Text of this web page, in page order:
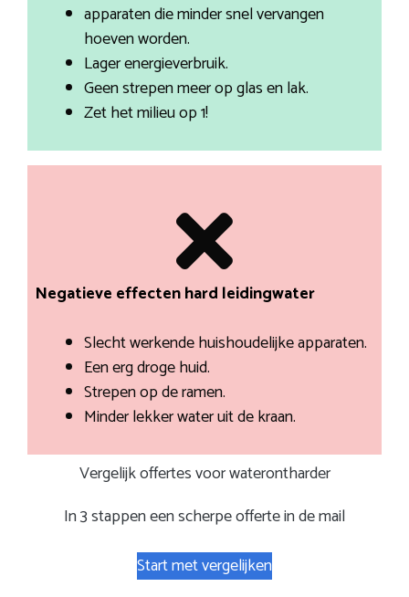
apparaten die minder snel vervangen
hoeven worden.
Lager energieverbruik.
Geen strepen meer op glas en lak.
Zet het milieu op 1!
Negatieve effecten hard leidingwater
Slecht werkende huishoudelijke apparaten.
Een erg droge huid.
Strepen op de ramen.
Minder lekker water uit de kraan.
Vergelijk offertes voor waterontharder
In 3 stappen een scherpe offerte in de mail
Start met vergelijken